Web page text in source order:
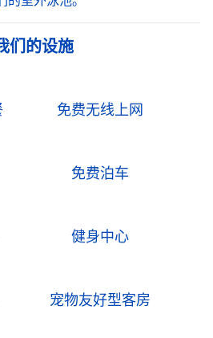
们的设施
免费无线上网
免费泊车
健身中心
宠物友好型客房